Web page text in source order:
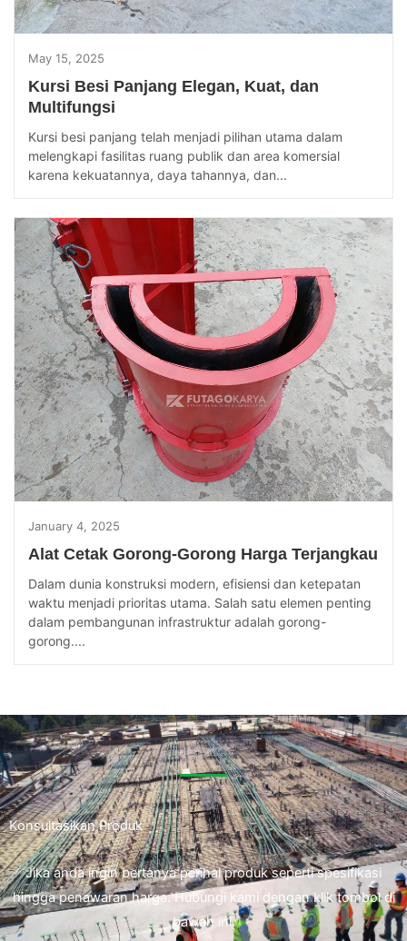
May 15, 2025
Kursi Besi Panjang Elegan, Kuat, dan
Multifungsi
Kursi besi panjang telah menjadi pilihan utama dalam
melengkapi fasilitas ruang publik dan area komersial
karena kekuatannya, daya tahannya, dan...
January 4, 2025
Alat Cetak Gorong-Gorong Harga Terjangkau
Dalam dunia konstruksi modern, efisiensi dan ketepatan
waktu menjadi prioritas utama. Salah satu elemen penting
dalam pembangunan infrastruktur adalah gorong-
gorong....
Konsultasikan Produk
Jika anda ingin bertanya perihal produk seperti spesifikasi
hingga penawaran harga. Hubungi kami dengan klik tombol di
bawah ini.